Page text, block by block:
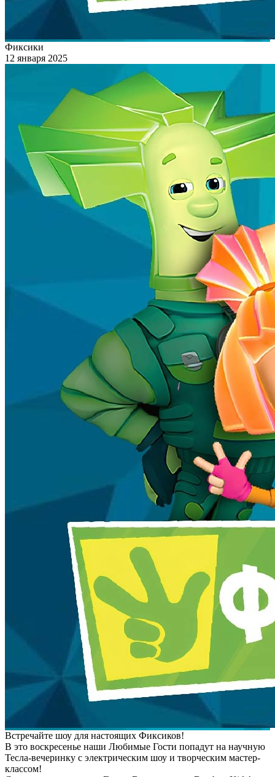
Фиксики
12 января 2025
Встречайте шоу для настоящих Фиксиков!
В это воскресенье наши Любимые Гости попадут на научную
Тесла-вечеринку с электрическим шоу и творческим мастер-
классом!